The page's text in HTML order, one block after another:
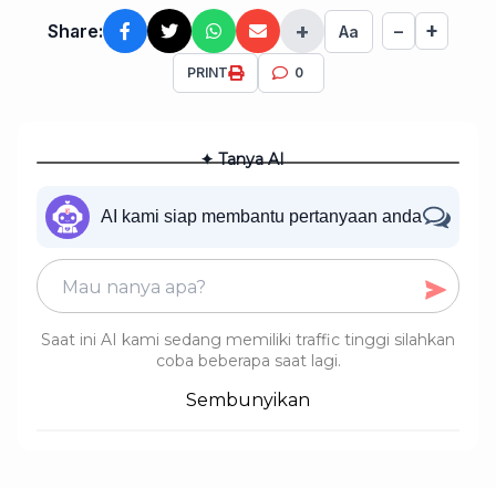
Share: + Aa − +
PRINT 0
✦ Tanya AI
AI kami siap membantu pertanyaan anda
Saat ini AI kami sedang memiliki traffic tinggi silahkan
coba beberapa saat lagi.
Sembunyikan